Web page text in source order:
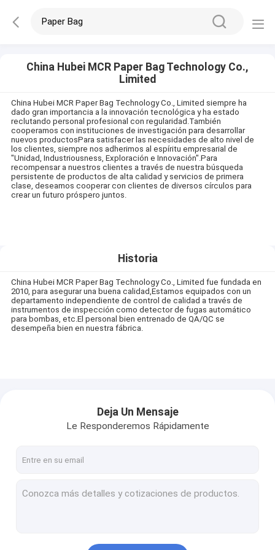
China Hubei MCR Paper Bag Technology Co.,
Limited
China Hubei MCR Paper Bag Technology Co., Limited siempre ha
dado gran importancia a la innovación tecnológica y ha estado
reclutando personal profesional con regularidad.También
cooperamos con instituciones de investigación para desarrollar
nuevos productosPara satisfacer las necesidades de alto nivel de
los clientes, siempre nos adherimos al espíritu empresarial de
"Unidad, Industriousness, Exploración e Innovación".Para
recompensar a nuestros clientes a través de nuestra búsqueda
persistente de productos de alta calidad y servicios de primera
clase, deseamos cooperar con clientes de diversos círculos para
crear un futuro próspero juntos.
Historia
China Hubei MCR Paper Bag Technology Co., Limited fue fundada en
2010, para asegurar una buena calidad,Estamos equipados con un
departamento independiente de control de calidad a través de
instrumentos de inspección como detector de fugas automático
para bombas, etc.El personal bien entrenado de QA/QC se
desempeña bien en nuestra fábrica.
Deja Un Mensaje
Le Responderemos Rápidamente